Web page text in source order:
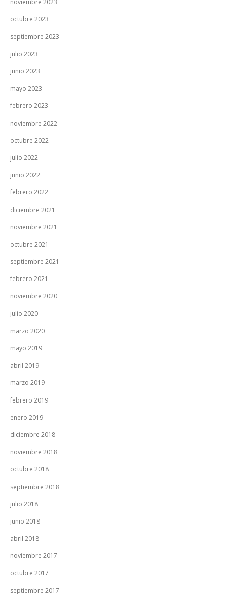
noviembre 2023
octubre 2023
septiembre 2023
julio 2023
junio 2023
mayo 2023
febrero 2023
noviembre 2022
octubre 2022
julio 2022
junio 2022
febrero 2022
diciembre 2021
noviembre 2021
octubre 2021
septiembre 2021
febrero 2021
noviembre 2020
julio 2020
marzo 2020
mayo 2019
abril 2019
marzo 2019
febrero 2019
enero 2019
diciembre 2018
noviembre 2018
octubre 2018
septiembre 2018
julio 2018
junio 2018
abril 2018
noviembre 2017
octubre 2017
septiembre 2017